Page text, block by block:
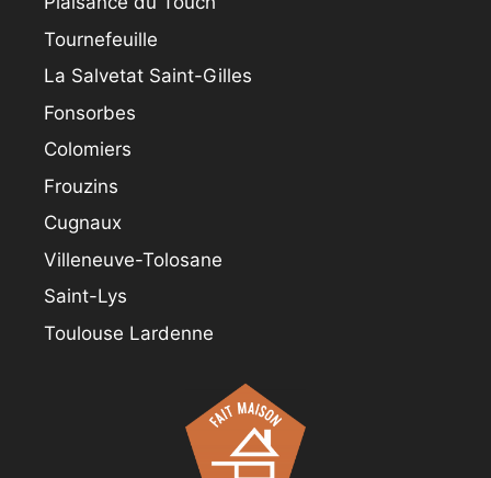
Tournefeuille
La Salvetat Saint-Gilles
Fonsorbes
Colomiers
Frouzins
Cugnaux
Villeneuve-Tolosane
Saint-Lys
Toulouse Lardenne